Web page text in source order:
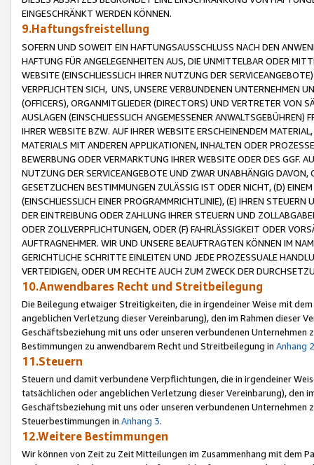
EINGESCHRÄNKT WERDEN KÖNNEN.
9.Haftungsfreistellung
SOFERN UND SOWEIT EIN HAFTUNGSAUSSCHLUSS NACH DEN
HAFTUNG FÜR ANGELEGENHEITEN AUS, DIE UNMITTELBAR ODER
WEBSITE (EINSCHLIESSLICH IHRER NUTZUNG DER
VERPFLICHTEN SICH, UNS, UNSERE VERBUNDENEN UNTERNEHMEN
(OFFICERS), ORGANMITGLIEDER (DIRECTORS) UND VERTRETER VON
AUSLAGEN (EINSCHLIESSLICH ANGEMESSENER
IHRER WEBSITE BZW. AUF IHRER WEBSITE ERSCHEINENDEM
MATERIALS MIT ANDEREN APPLIKATIONEN, INHALTEN ODER
BEWERBUNG ODER VERMARKTUNG IHRER WEBSITE ODER DES GGF.
NUTZUNG DER SERVICEANGEBOTE UND ZWAR UNABHÄNGIG
GESETZLICHEN BESTIMMUNGEN ZULÄSSIG IST ODER NICHT, (D)
(EINSCHLIESSLICH EINER PROGRAMMRICHTLINIE), (E) IHREN
DER EINTREIBUNG ODER ZAHLUNG IHRER STEUERN UND
ODER ZOLLVERPFLICHTUNGEN, ODER (F) FAHRLÄSSIGKEIT ODER
AUFTRAGNEHMER. WIR UND UNSERE BEAUFTRAGTEN KÖNNEN IM
GERICHTLICHE SCHRITTE EINLEITEN UND JEDE PROZESSUALE
VERTEIDIGEN, ODER UM RECHTE AUCH ZUM ZWECK DER
10.Anwendbares Recht und Streitbeilegung
Die Beilegung etwaiger Streitigkeiten, die in irgendeiner Weise mit
angeblichen Verletzung dieser Vereinbarung), den im Rahmen dieser
Geschäftsbeziehung mit uns oder unseren verbundenen
Bestimmungen zu anwendbarem Recht und Streitbeilegung in Anhang 2
11.Steuern
Steuern und damit verbundene Verpflichtungen, die in irgendeiner
tatsächlichen oder angeblichen Verletzung dieser Vereinbarung), den
Geschäftsbeziehung mit uns oder unseren verbundenen
Steuerbestimmungen in Anhang 3.
12.Weitere Bestimmungen
Wir können von Zeit zu Zeit Mitteilungen im Zusammenhang mit dem